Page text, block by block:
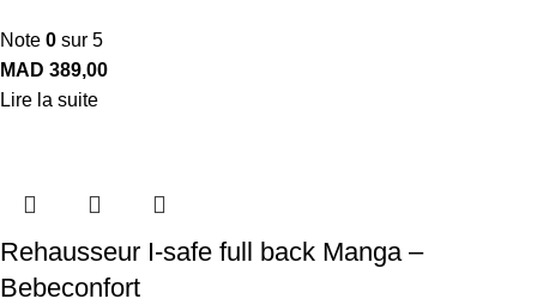
Note 0 sur 5
MAD 389,00
Lire la suite
Rehausseur I-safe full back Manga –
Bebeconfort